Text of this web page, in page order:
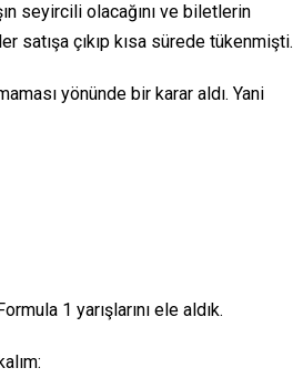
seyircili olacağını ve biletlerin
satışa çıkıp kısa sürede tükenmişti.
yönünde bir karar aldı. Yani
1 yarışlarını ele aldık.